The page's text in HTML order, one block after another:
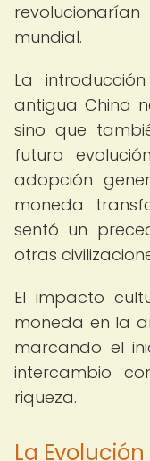
mundial.
La
antigua China
sino que
futura
adopción
moneda
sentó un
otras
El impacto
moneda en la
marcando el
intercambio
riqueza.
La